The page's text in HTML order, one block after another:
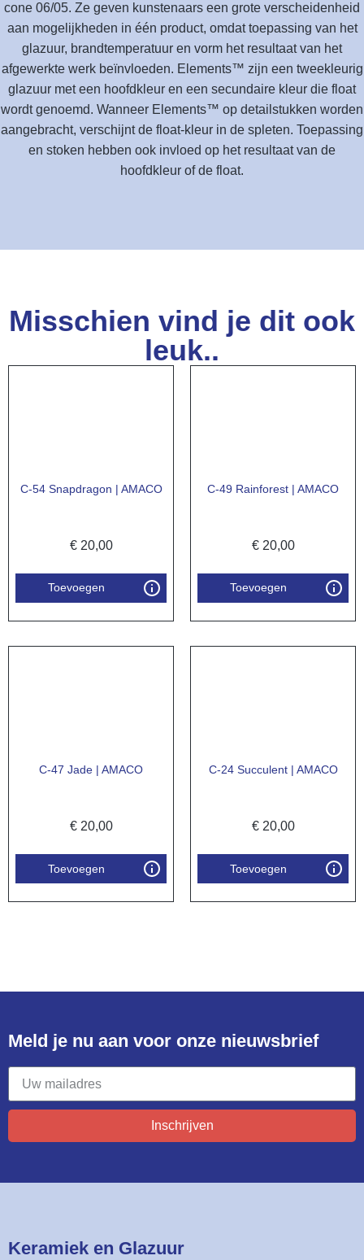
cone 06/05. Ze geven kunstenaars een grote verscheidenheid
aan mogelijkheden in één product, omdat toepassing van het
glazuur, brandtemperatuur en vorm het resultaat van het
afgewerkte werk beïnvloeden. Elements™ zijn een tweekleurig
glazuur met een hoofdkleur en een secundaire kleur die float
wordt genoemd. Wanneer Elements™ op detailstukken worden
aangebracht, verschijnt de float-kleur in de spleten. Toepassing
en stoken hebben ook invloed op het resultaat van de
hoofdkleur of de float.
Misschien vind je dit ook
leuk..
C-54 Snapdragon | AMACO
€20,00
Toevoegen
C-49 Rainforest | AMACO
€20,00
Toevoegen
C-47 Jade | AMACO
€20,00
Toevoegen
C-24 Succulent | AMACO
€20,00
Toevoegen
Meld je nu aan voor onze nieuwsbrief​
Inschrijven
Keramiek en Glazuur​